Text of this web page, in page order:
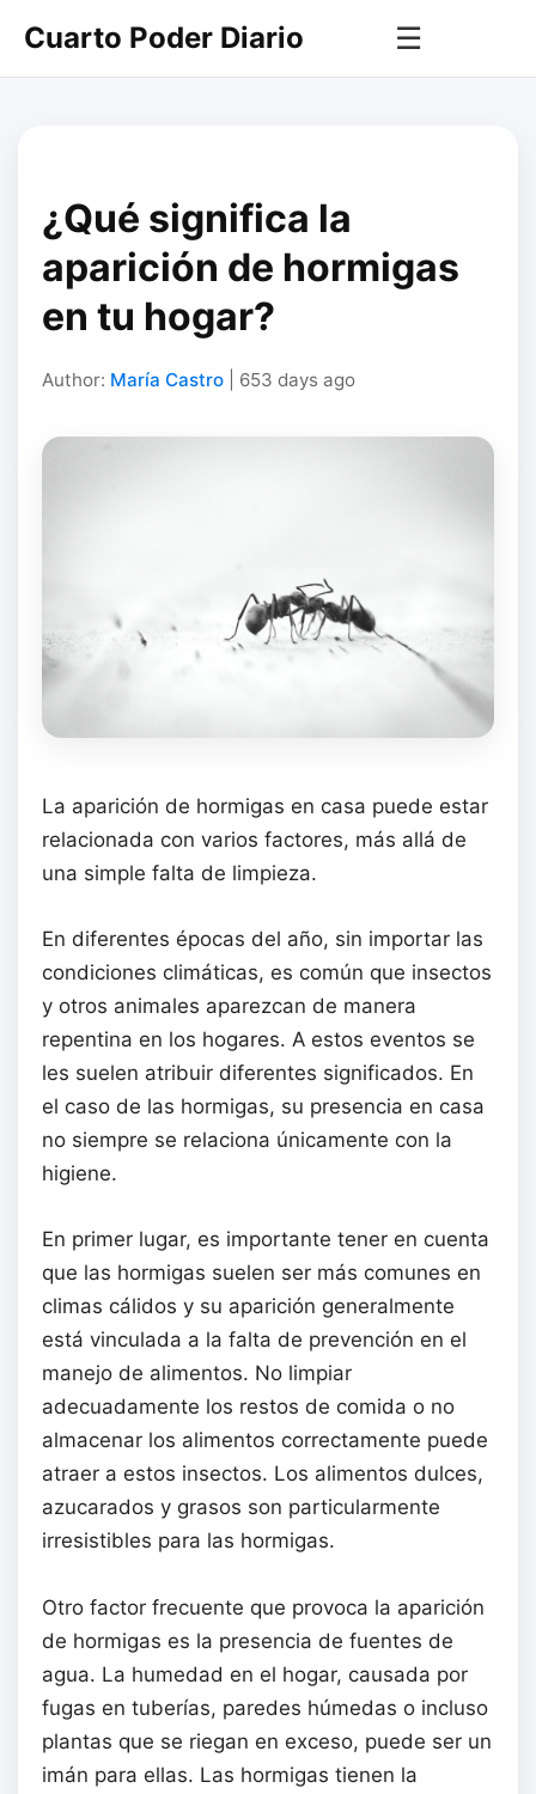
Cuarto Poder Diario ☰
¿Qué significa la
aparición de hormigas
en tu hogar?
Author: María Castro | 653 days ago
La aparición de hormigas en casa puede estar
relacionada con varios factores, más allá de
una simple falta de limpieza.
En diferentes épocas del año, sin importar las
condiciones climáticas, es común que insectos
y otros animales aparezcan de manera
repentina en los hogares. A estos eventos se
les suelen atribuir diferentes significados. En
el caso de las hormigas, su presencia en casa
no siempre se relaciona únicamente con la
higiene.
En primer lugar, es importante tener en cuenta
que las hormigas suelen ser más comunes en
climas cálidos y su aparición generalmente
está vinculada a la falta de prevención en el
manejo de alimentos. No limpiar
adecuadamente los restos de comida o no
almacenar los alimentos correctamente puede
atraer a estos insectos. Los alimentos dulces,
azucarados y grasos son particularmente
irresistibles para las hormigas.
Otro factor frecuente que provoca la aparición
de hormigas es la presencia de fuentes de
agua. La humedad en el hogar, causada por
fugas en tuberías, paredes húmedas o incluso
plantas que se riegan en exceso, puede ser un
imán para ellas. Las hormigas tienen la